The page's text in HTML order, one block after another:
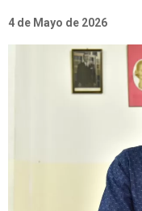
4 de Mayo de 2026